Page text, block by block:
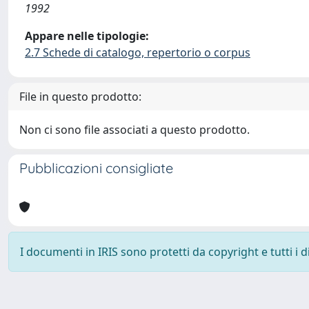
1992
Appare nelle tipologie:
2.7 Schede di catalogo, repertorio o corpus
File in questo prodotto:
Non ci sono file associati a questo prodotto.
Pubblicazioni consigliate
I documenti in IRIS sono protetti da copyright e tutti i